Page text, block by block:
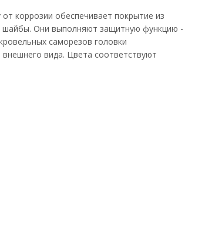
коррозии обеспечивает покрытие из
шайбы. Они выполняют защитную функцию -
саморезов головки
вида. Цвета соответствуют